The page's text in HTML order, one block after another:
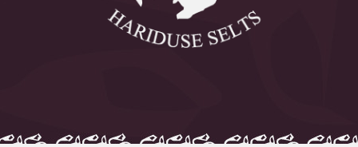
Sillaotsa Talumuuseum